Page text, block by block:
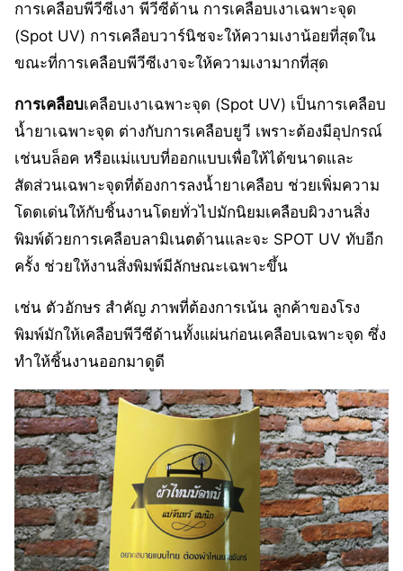
การเคลือบพีวีซีเงา พีวีซีด้าน การเคลือบเงาเฉพาะจุด
(Spot UV) การเคลือบวาร์นิชจะให้ความเงาน้อยที่สุดใน
ขณะที่การเคลือบพีวีซีเงาจะให้ความเงามากที่สุด
การเคลือบเคลือบเงาเฉพาะจุด (Spot UV) เป็นการเคลือบ
น้ำยาเฉพาะจุด ต่างกับการเคลือบยูวี เพราะต้องมีอุปกรณ์
เช่นบล็อค หรือแม่แบบที่ออกแบบเพื่อให้ได้ขนาดและ
สัดส่วนเฉพาะจุดที่ต้องการลงน้ำยาเคลือบ ช่วยเพิ่มความ
โดดเด่นให้กับชิ้นงานโดยทั่วไปมักนิยมเคลือบผิวงานสิ่ง
พิมพ์ด้วยการเคลือบลามิเนตด้านและจะ SPOT UV ทับอีก
ครั้ง ช่วยให้งานสิ่งพิมพ์มีลักษณะเฉพาะขึ้น
เช่น ตัวอักษร สำคัญ ภาพที่ต้องการเน้น ลูกค้าของโรง
พิมพ์มักให้เคลือบพีวีซีด้านทั้งแผ่นก่อนเคลือบเฉพาะจุด ซึ่ง
ทำให้ชิ้นงานออกมาดูดี